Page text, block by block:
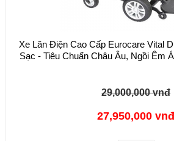
Xe Lăn Điện Cao Cấp Eurocare Vital
Sạc - Tiêu Chuẩn Châu Âu, Ngồi Êm
29,000,000 vnđ
27,950,000 vnđ